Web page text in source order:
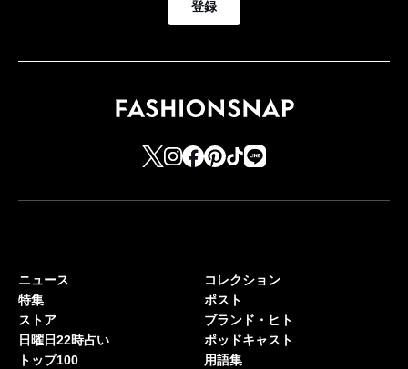
登録
ニュース
特集
ストア
日曜日22時占い
トップ100
コレクション
ポスト
ブランド・ヒト
ポッドキャスト
用語集